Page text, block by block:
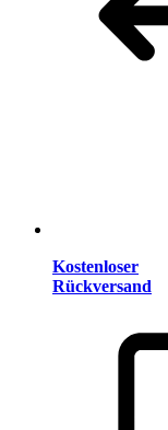
Kostenloser
Rückversand